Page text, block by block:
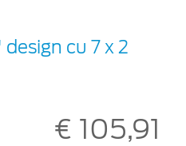
cu 7 x 2
€ 105,91